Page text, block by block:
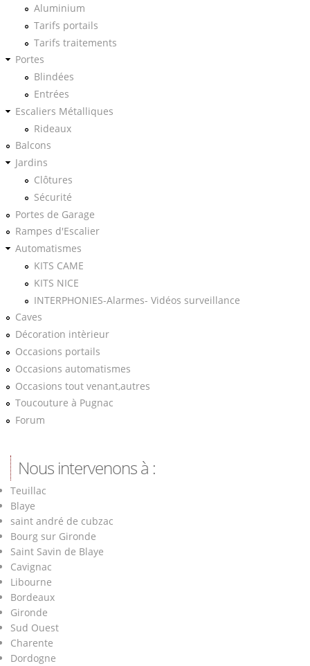
Aluminium
Tarifs portails
Tarifs traitements
Portes
Blindées
Entrées
Escaliers Métalliques
Rideaux
Balcons
Jardins
Clôtures
Sécurité
Portes de Garage
Rampes d'Escalier
Automatismes
KITS CAME
KITS NICE
INTERPHONIES-Alarmes- Vidéos surveillance
Caves
Décoration intèrieur
Occasions portails
Occasions automatismes
Occasions tout venant,autres
Toucouture à Pugnac
Forum
Nous intervenons à :
Teuillac
Blaye
saint andré de cubzac
Bourg sur Gironde
Saint Savin de Blaye
Cavignac
Libourne
Bordeaux
Gironde
Sud Ouest
Charente
Dordogne